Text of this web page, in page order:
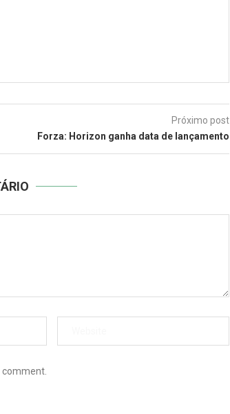
Próximo post
Forza: Horizon ganha data de lançamento